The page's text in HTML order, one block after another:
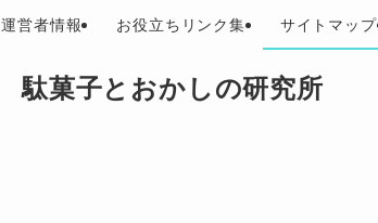
駄菓子とおかしの研究所
運営者情報 お役立ちリンク集 サイトマップ